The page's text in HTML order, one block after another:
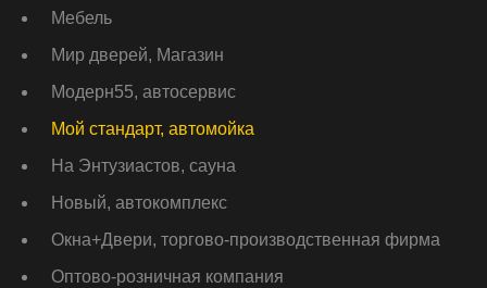
Мебель
Мир дверей, Магазин
Модерн55, автосервис
Мой стандарт, автомойка
На Энтузиастов, сауна
Новый, автокомплекс
Окна+Двери, торгово-производственная фирма
Оптово-розничная компания